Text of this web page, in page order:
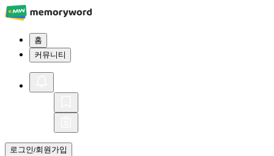
홈
커뮤니티
로그인/회원가입